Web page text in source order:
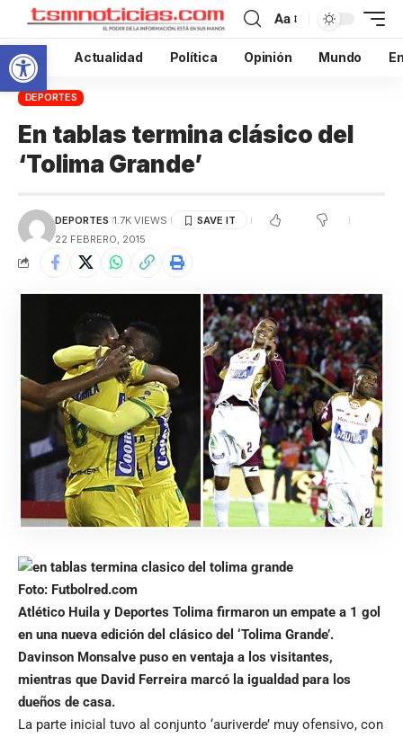
Abrir barra de herramientas
Aa
Inicio Actualidad Política Opinión Mundo
DEPORTES
En tablas termina clásico del
‘Tolima Grande’
DEPORTES 1.7K VIEWS
22 FEBRERO, 2015
Foto: Futbolred.com
Atlético Huila y Deportes Tolima firmaron un empate a 1 gol
en una nueva edición del clásico del ‘Tolima Grande’.
Davinson Monsalve puso en ventaja a los visitantes,
mientras que David Ferreira marcó la igualdad para los
dueños de casa.
La parte inicial tuvo al conjunto ‘auriverde’ muy ofensivo, con